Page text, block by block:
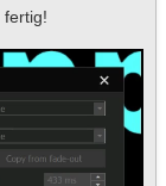
fertig!